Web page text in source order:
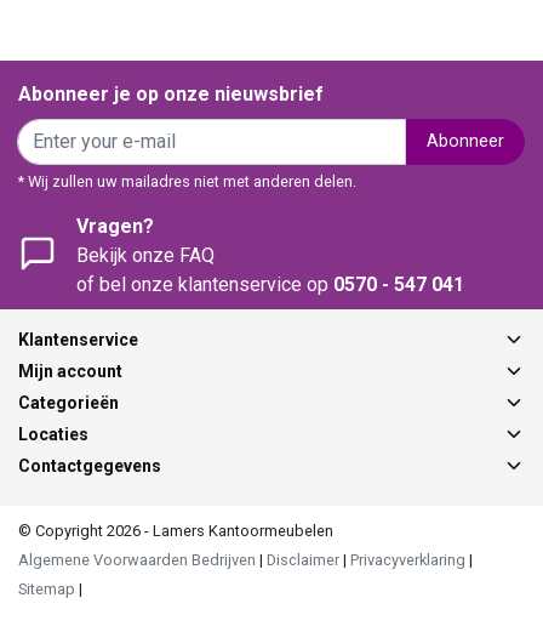
Abonneer je op onze nieuwsbrief
Abonneer
* Wij zullen uw mailadres niet met anderen delen.
Vragen?
Bekijk onze FAQ
of bel onze klantenservice op 0570 - 547 041
Klantenservice
Mijn account
Categorieën
Locaties
Contactgegevens
© Copyright 2026 - Lamers Kantoormeubelen
Algemene Voorwaarden Bedrijven | Disclaimer | Privacyverklaring |
Sitemap |